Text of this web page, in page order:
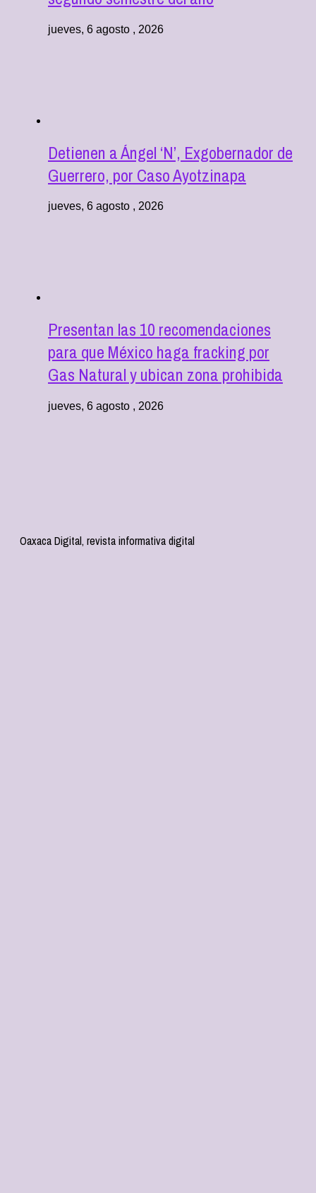
jueves, 6 agosto , 2026
Detienen a Ángel ‘N’, Exgobernador de
Guerrero, por Caso Ayotzinapa
jueves, 6 agosto , 2026
Presentan las 10 recomendaciones
para que México haga fracking por
Gas Natural y ubican zona prohibida
jueves, 6 agosto , 2026
Oaxaca Digital, revista informativa digital